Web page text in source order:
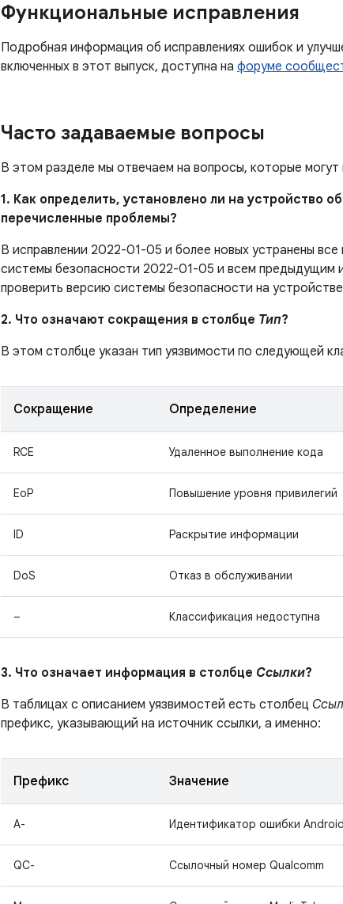
Функциональные исправления
Подробная информация об исправлениях ошибок и
включенных в этот выпуск, доступна на форуме
Часто задаваемые вопросы
В этом разделе мы отвечаем на вопросы, которые могут
1. Как определить, установлено ли на устройство
перечисленные проблемы?
В исправлении 2022-01-05 и более новых устранены
системы безопасности 2022-01-05 и всем предыдущим
проверить версию системы безопасности на
2. Что означают сокращения в столбце Тип?
В этом столбце указан тип уязвимости по следующей
Сокращение Определение
RCE Удаленное выполнение кода
EoP Повышение уровня привилегий
ID Раскрытие информации
DoS Отказ в обслуживании
– Классификация недоступна
3. Что означает информация в столбце Ссылки?
В таблицах с описанием уязвимостей есть столбец
префикс, указывающий на источник ссылки, а именно:
Префикс Значение
A- Идентификатор ошибки Android
QC- Ссылочный номер Qualcomm